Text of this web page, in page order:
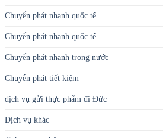
Chuyển phát nhanh quốc tế
Chuyển phát nhanh quốc tế
Chuyển phát nhanh trong nước
Chuyển phát tiết kiệm
dịch vụ gửi thực phẩm đi Đức
Dịch vụ khác